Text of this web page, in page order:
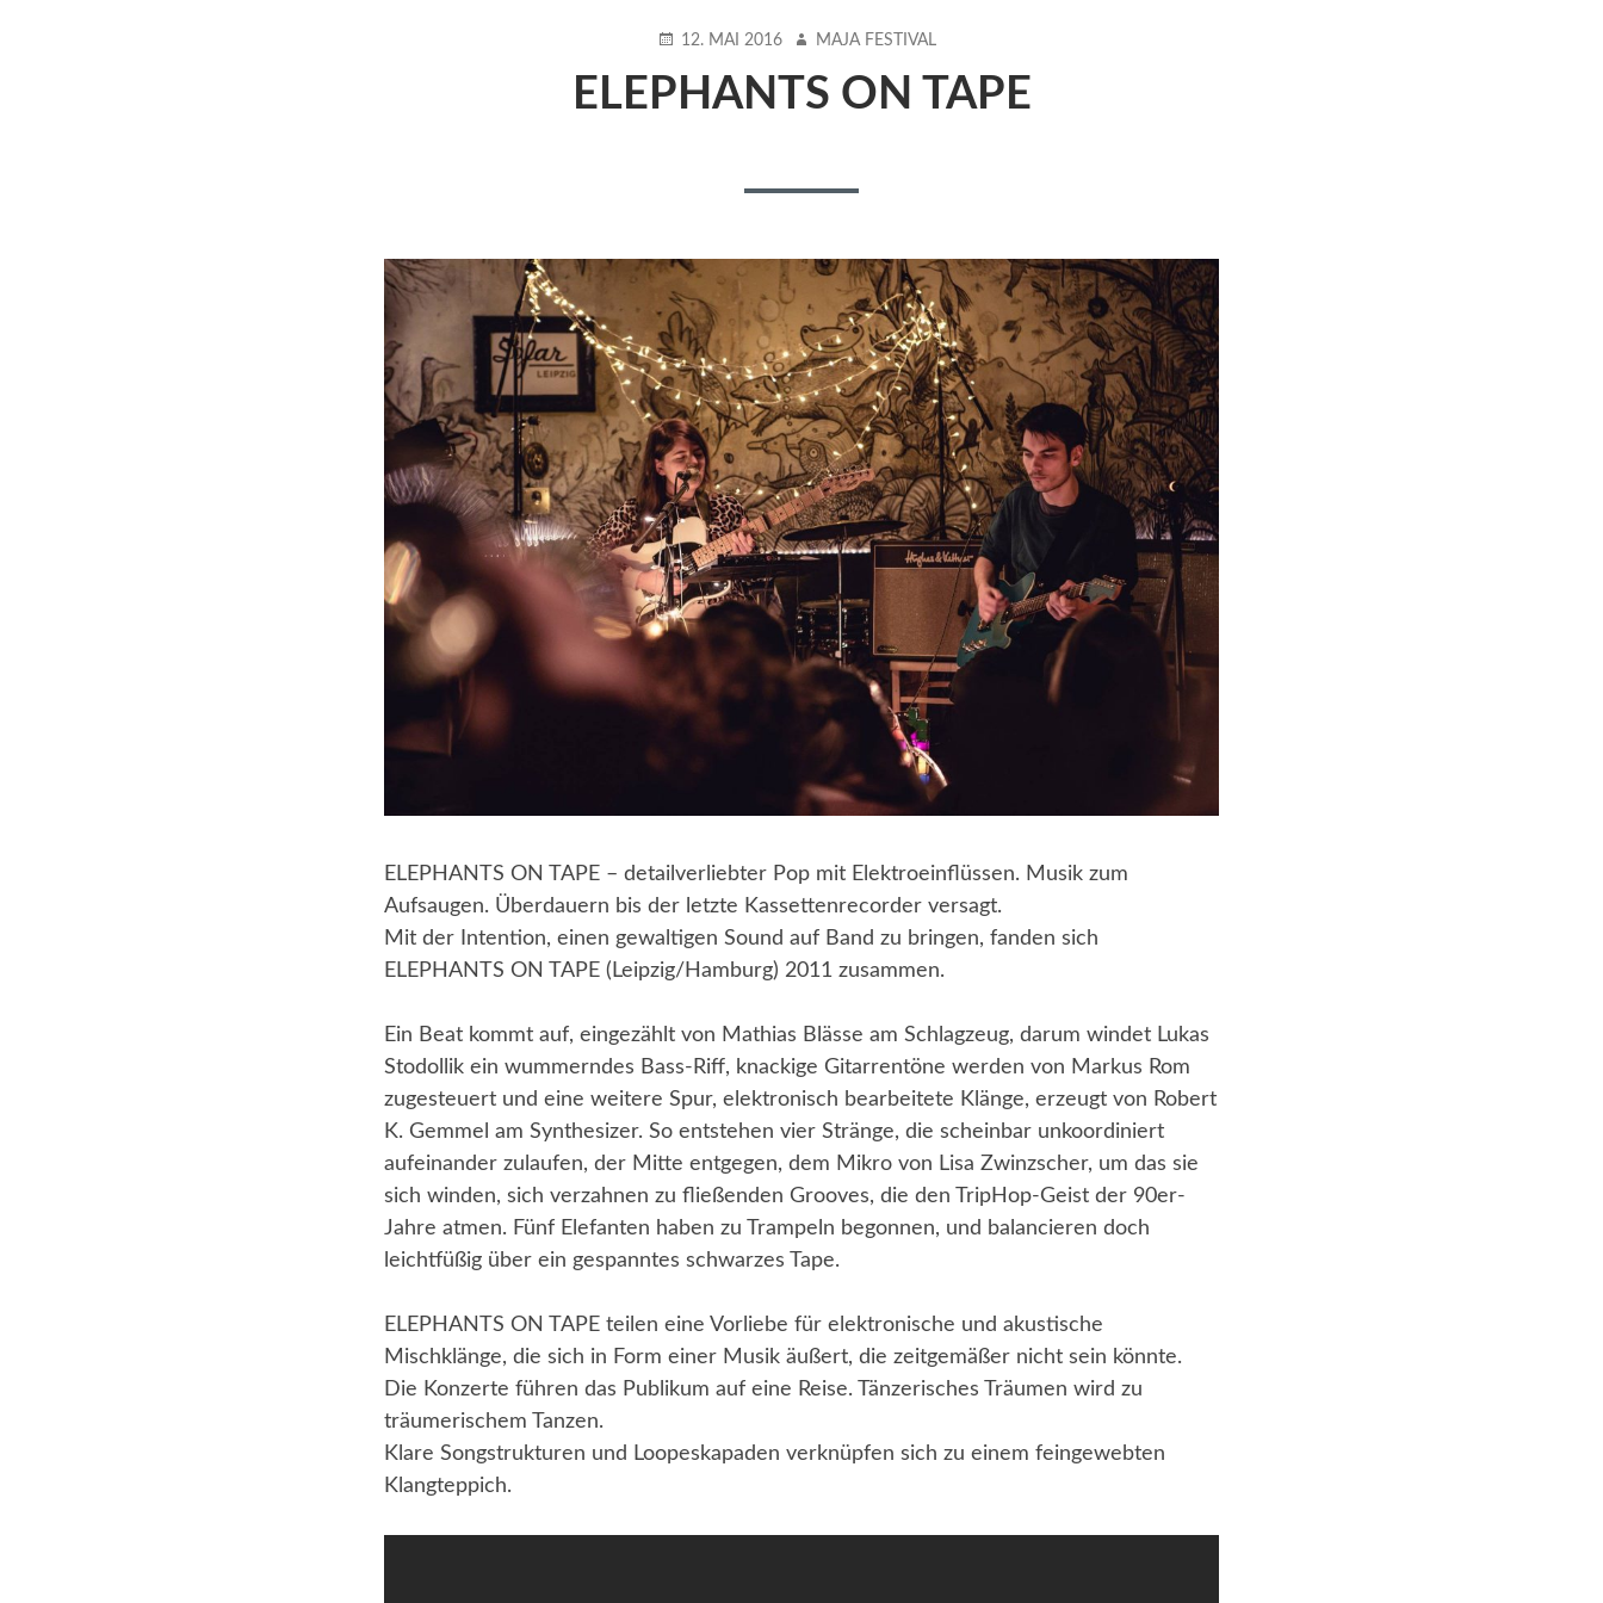
POSTED
12. MAI 2016 AUTHOR
MAJA FESTIVAL
ELEPHANTS ON TAPE
ELEPHANTS ON TAPE – detailverliebter Pop mit Elektroeinflüssen. Musik zum
Aufsaugen. Überdauern bis der letzte Kassettenrecorder versagt.
Mit der Intention, einen gewaltigen Sound auf Band zu bringen, fanden sich
ELEPHANTS ON TAPE (Leipzig/Hamburg) 2011 zusammen.
Ein Beat kommt auf, eingezählt von Mathias Blässe am Schlagzeug, darum windet Lukas
Stodollik ein wummerndes Bass-Riff, knackige Gitarrentöne werden von Markus Rom
zugesteuert und eine weitere Spur, elektronisch bearbeitete Klänge, erzeugt von Robert
K. Gemmel am Synthesizer. So entstehen vier Stränge, die scheinbar unkoordiniert
aufeinander zulaufen, der Mitte entgegen, dem Mikro von Lisa Zwinzscher, um das sie
sich winden, sich verzahnen zu fließenden Grooves, die den TripHop-Geist der 90er-
Jahre atmen. Fünf Elefanten haben zu Trampeln begonnen, und balancieren doch
leichtfüßig über ein gespanntes schwarzes Tape.
ELEPHANTS ON TAPE teilen eine Vorliebe für elektronische und akustische
Mischklänge, die sich in Form einer Musik äußert, die zeitgemäßer nicht sein könnte.
Die Konzerte führen das Publikum auf eine Reise. Tänzerisches Träumen wird zu
träumerischem Tanzen.
Klare Songstrukturen und Loopeskapaden verknüpfen sich zu einem feingewebten
Klangteppich.